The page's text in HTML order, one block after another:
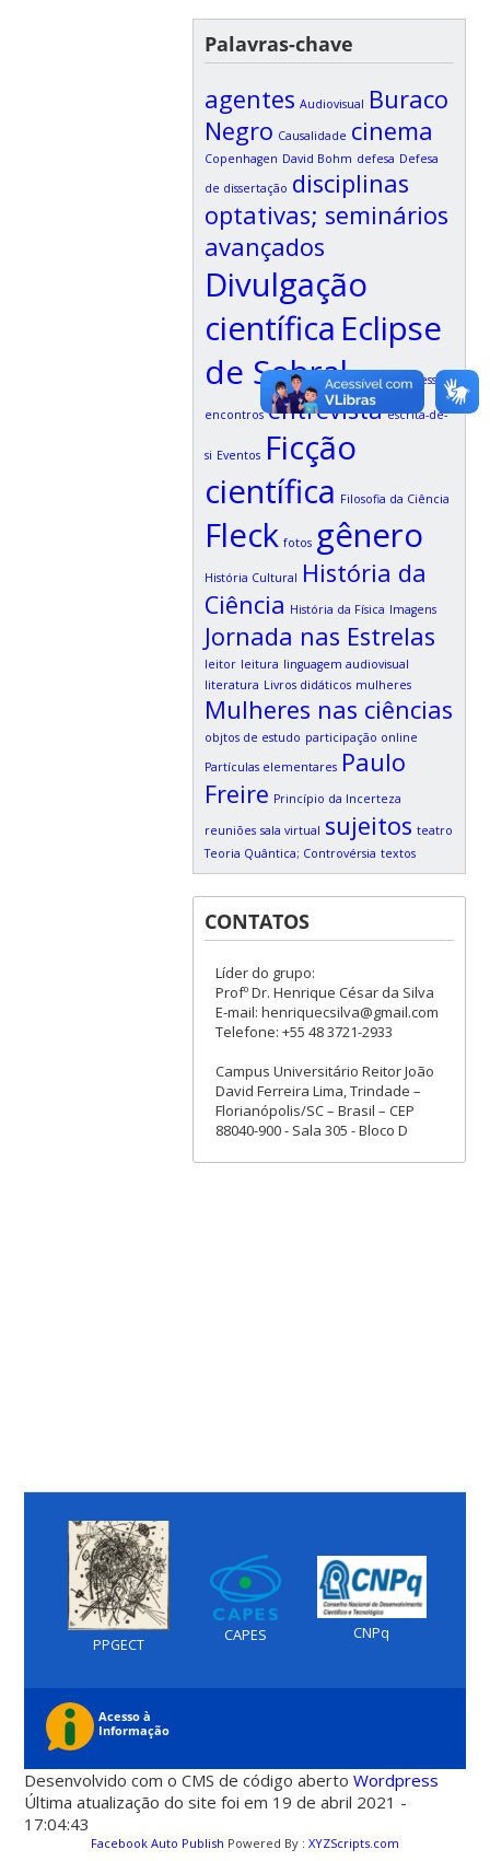
Palavras-chave
agentes Audiovisual Buraco
Negro Causalidade cinema
Copenhagen David Bohm defesa Defesa
de dissertação disciplinas
optativas; seminários
avançados
Divulgação
científica Eclipse
de Sobral Elisa Frota-Pessoa
encontros entrevista escrita-de-
si Eventos Ficção
científica Filosofia da Ciência
Fleck fotos gênero
História Cultural História da
Ciência História da Física Imagens
Jornada nas Estrelas
leitor leitura linguagem audiovisual
literatura Livros didáticos mulheres
Mulheres nas ciências
objtos de estudo participação online
Partículas elementares Paulo
Freire Princípio da Incerteza
reuniões sala virtual sujeitos teatro
Teoria Quântica; Controvérsia textos
CONTATOS
Líder do grupo:
Profº Dr. Henrique César da Silva
E-mail: henriquecsilva@gmail.com
Telefone: +55 48 3721-2933
Campus Universitário Reitor João
David Ferreira Lima, Trindade –
Florianópolis/SC – Brasil – CEP
88040-900 - Sala 305 - Bloco D
PPGECT CAPES CNPq
Desenvolvido com o CMS de código abertoWordpress
Última atualização do site foi em 19 de abril 2021 -
17:04:43
Facebook Auto Publish Powered By : XYZScripts.com